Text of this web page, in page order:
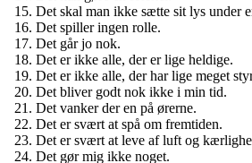
Det skal man ikke sætte sit lys under
Det spiller ingen rolle.
Det går jo nok.
Det er ikke alle, der er lige heldige.
Det er ikke alle, der har lige meget
Det bliver godt nok ikke i min tid.
Det vanker der en på ørerne.
Det er svært at spå om fremtiden.
Det er svært at leve af luft og
Det gør mig ikke noget.